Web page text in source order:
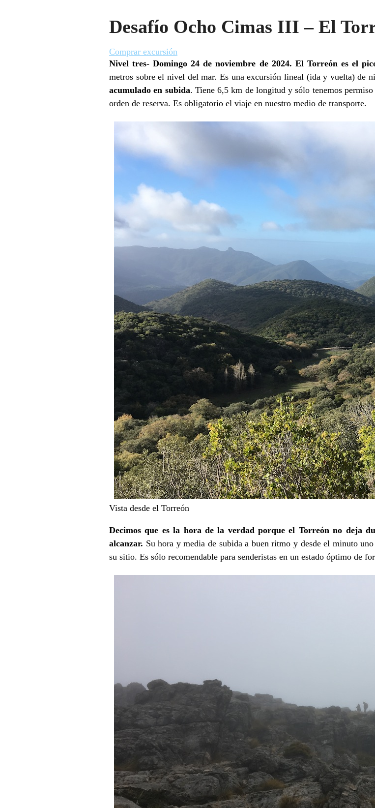
Desafío Ocho Cimas III – El
Comprar excursión
Nivel tres- Domingo 24 de noviembre de 2024. El Torreón es el
metros sobre el nivel del mar. Es una excursión lineal (ida y vuelta) de
acumulado en subida. Tiene 6,5 km de longitud y sólo tenemos
orden de reserva. Es obligatorio el viaje en nuestro medio de transporte.
Vista desde el Torreón
Decimos que es la hora de la verdad porque el Torreón no deja
alcanzar. Su hora y media de subida a buen ritmo y desde el minuto
su sitio. Es sólo recomendable para senderistas en un estado óptimo de